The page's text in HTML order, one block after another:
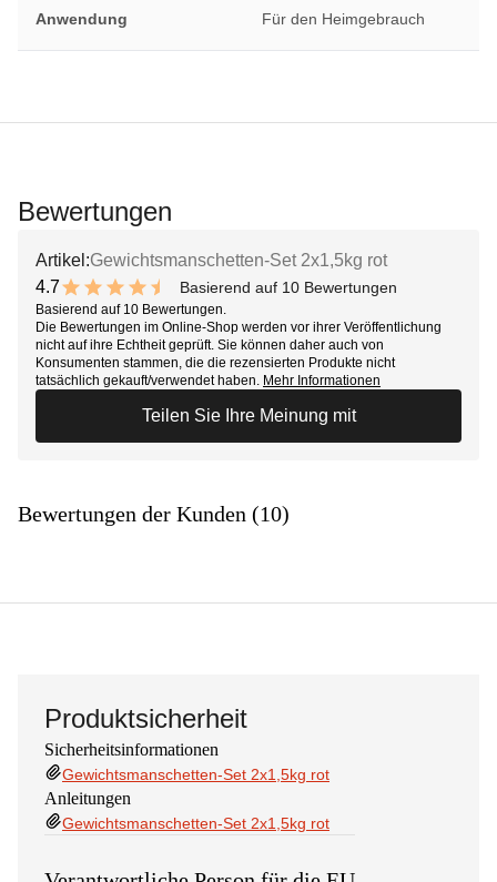
Anwendung Für den Heimgebrauch
Bewertungen
Artikel:Gewichtsmanschetten-Set 2x1,5kg rot
4.7
9.4 out of 10 stars
Basierend auf 10 Bewertungen
Basierend auf 10 Bewertungen.
Die Bewertungen im Online-Shop werden vor ihrer Veröffentlichung
nicht auf ihre Echtheit geprüft. Sie können daher auch von
Konsumenten stammen, die die rezensierten Produkte nicht
tatsächlich gekauft/verwendet haben. Mehr Informationen
Teilen Sie Ihre Meinung mit
Bewertungen der Kunden (10)
Produktsicherheit
Sicherheitsinformationen
Gewichtsmanschetten-Set 2x1,5kg rot
Anleitungen
Gewichtsmanschetten-Set 2x1,5kg rot